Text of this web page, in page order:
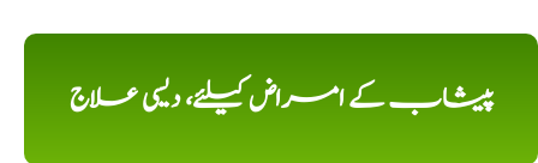
پیشاب کے امراض کیلئے، دیسی علاج